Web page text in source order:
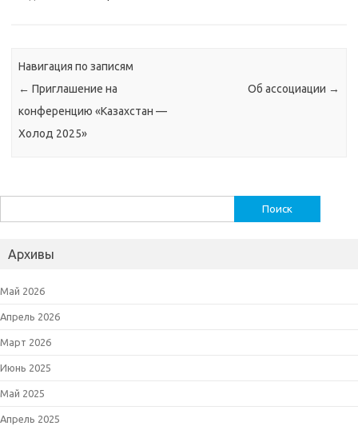
Навигация по записям
← Приглашение на
конференцию «Казахстан —
Холод 2025»
Об ассоциации →
Архивы
Май 2026
Апрель 2026
Март 2026
Июнь 2025
Май 2025
Апрель 2025